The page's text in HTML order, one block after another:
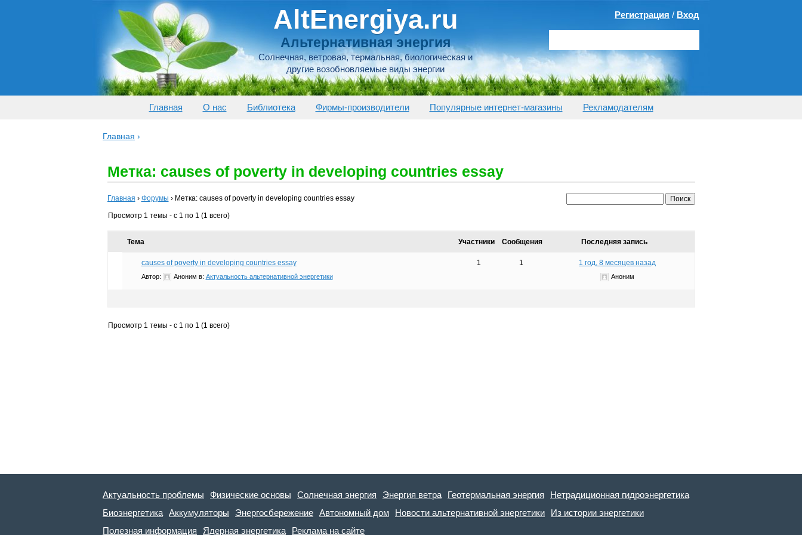
AltEnergiya.ru
Альтернативная энергия
Солнечная, ветровая, термальная, биологическая и
другие возобновляемые виды энергии
Регистрация / Вход
Главная О нас Библиотека Фирмы-производители Популярные интернет-магазины Рекламодателям
Главная ›
Метка: causes of poverty in developing countries essay
Главная › Форумы › Метка: causes of poverty in developing countries essay
Просмотр 1 темы - с 1 по 1 (1 всего)
Тема Участники Сообщения Последняя запись
causes of poverty in developing countries essay
Автор: Аноним в: Актуальность альтернативной энергетики
1 1 1 год, 8 месяцев назад
Аноним
Просмотр 1 темы - с 1 по 1 (1 всего)
Актуальность проблемы Физические основы Солнечная энергия Энергия ветра Геотермальная энергия
Нетрадиционная гидроэнергетика
Биоэнергетика Аккумуляторы Энергосбережение Автономный дом Новости альтернативной энергетики
Из истории энергетики
Полезная информация
Ядерная энергетика Реклама на сайте